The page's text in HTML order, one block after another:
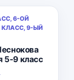
6-ОЙ
КЛАСС, 9-ЫЙ
5-9 класс